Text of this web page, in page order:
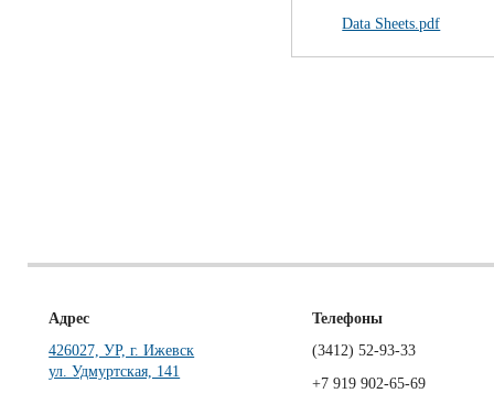
Data Sheets.pdf
Адрес
426027, УР, г. Ижевск
ул. Удмуртская, 141
Телефоны
(3412) 52-93-33
+7 919 902-65-69